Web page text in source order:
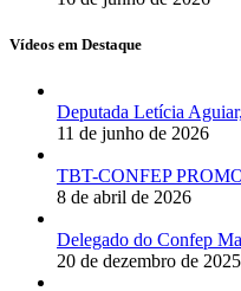
Vídeos em Destaque
Deputada Letícia
11 de junho de 2026
TBT-CONFEP
8 de abril de 2026
Delegado do Confep
20 de dezembro de 2025